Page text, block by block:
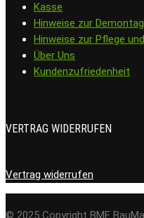
Kasse
Hinweise zur
Hinweise zur Pflege
Über Uns
Kundenzufriedenheit
VERTRAG WIDERRUFEN
Vertrag widerrufen
© 2025 Copyright BME